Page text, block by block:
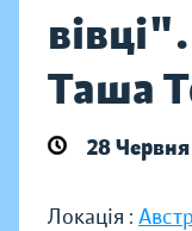
Таша
28
Локація :